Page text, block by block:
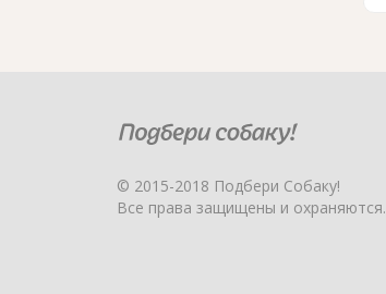
© 2015-2018 Подбери Собаку!
Все права защищены и охраняются.